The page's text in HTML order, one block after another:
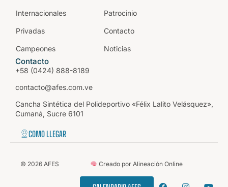
Internacionales
Privadas
Campeones
Patrocinio
Contacto
Noticias
Contacto
+58 (0424) 888-8189
contacto@afes.com.ve
Cancha Sintética del Polideportivo «Félix Lalito Velásquez»,
Cumaná, Sucre 6101
COMO LLEGAR
© 2026AFES Creado por Alineación Online